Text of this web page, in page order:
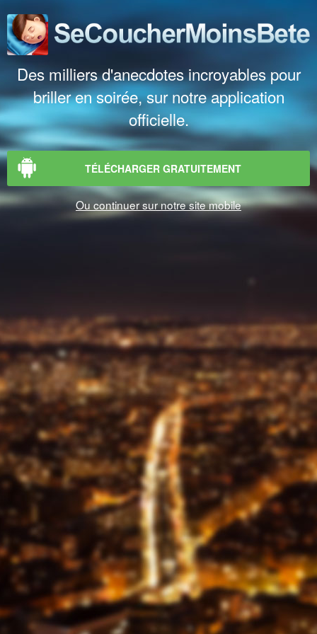
Des milliers d'anecdotes incroyables pour
briller en soirée, sur notre application
officielle.
TÉLÉCHARGER GRATUITEMENT
Ou continuer sur notre site mobile